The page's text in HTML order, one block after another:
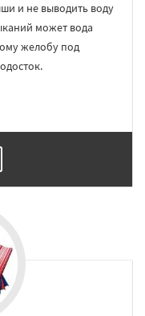
и не выводить воду
может вода
желобу под